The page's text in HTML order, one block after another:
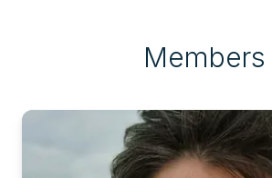
Members